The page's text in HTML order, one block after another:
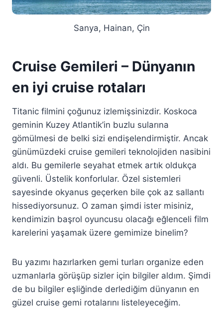
Sanya, Hainan, Çin
Cruise Gemileri – Dünyanın
en iyi cruise rotaları
Titanic filmini çoğunuz izlemişsinizdir. Koskoca
geminin Kuzey Atlantik’in buzlu sularına
gömülmesi de belki sizi endişelendirmiştir. Ancak
günümüzdeki cruise gemileri teknolojiden nasibini
aldı. Bu gemilerle seyahat etmek artık oldukça
güvenli. Üstelik konforlular. Özel sistemleri
sayesinde okyanus geçerken bile çok az sallantı
hissediyorsunuz. O zaman şimdi ister misiniz,
kendimizin başrol oyuncusu olacağı eğlenceli film
karelerini yaşamak üzere gemimize binelim?
Bu yazımı hazırlarken gemi turları organize eden
uzmanlarla görüşüp sizler için bilgiler aldım. Şimdi
de bu bilgiler eşliğinde derlediğim dünyanın en
güzel cruise gemi rotalarını listeleyeceğim.